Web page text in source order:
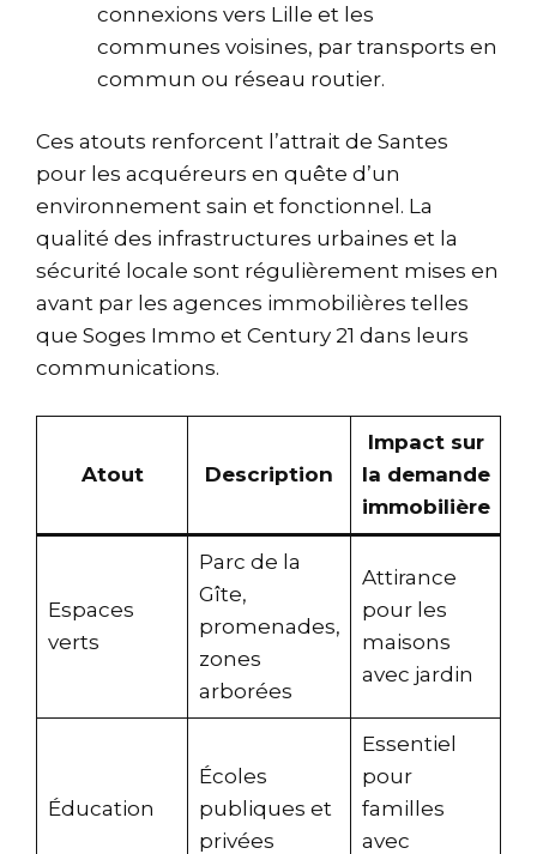
connexions vers Lille et les
communes voisines, par transports en
commun ou réseau routier.
Ces atouts renforcent l’attrait de Santes
pour les acquéreurs en quête d’un
environnement sain et fonctionnel. La
qualité des infrastructures urbaines et la
sécurité locale sont régulièrement mises en
avant par les agences immobilières telles
que Soges Immo et Century 21 dans leurs
communications.
Atout Description
Impact sur
la demande
immobilière
Espaces
verts
Parc de la
Gîte,
promenades,
zones
arborées
Attirance
pour les
maisons
avec jardin
Éducation
Écoles
publiques et
privées
Essentiel
pour
familles
avec